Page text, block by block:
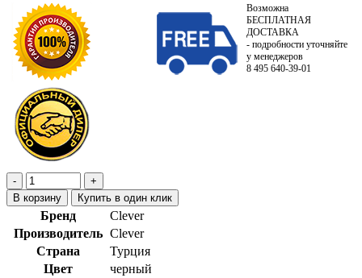
Возможна
БЕСПЛАТНАЯ
ДОСТАВКА
- подробности уточняйте
у менеджеров
8 495 640-39-01
В корзину Купить в один клик
Бренд
Clever
Производитель Clever
Страна
Турция
Цвет
черный